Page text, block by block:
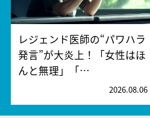
レジェンド医師の“パワハラ
発言”が大炎上！「女性はほ
んと無理」「…
2026.08.06